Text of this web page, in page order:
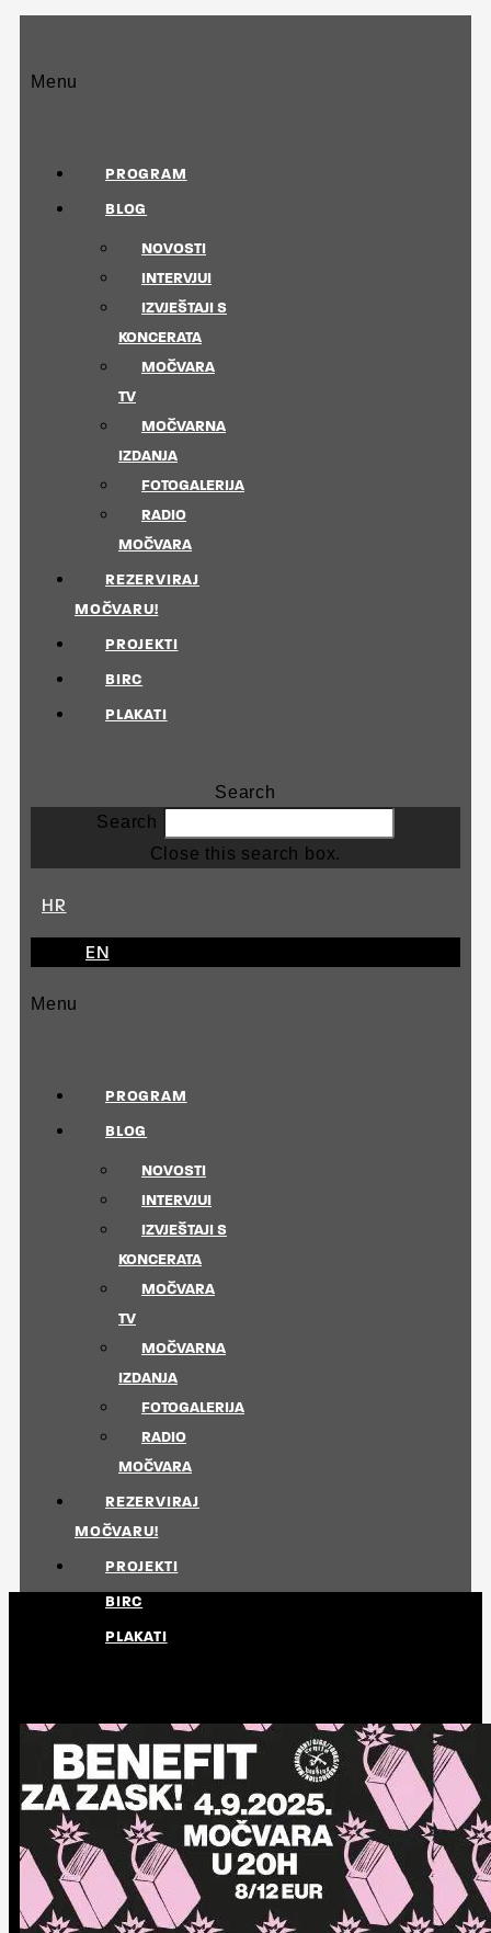
Menu
PROGRAM
BLOG
NOVOSTI
INTERVJUI
IZVJEŠTAJI S
KONCERATA
MOČVARA
TV
MOČVARNA
IZDANJA
FOTOGALERIJA
RADIO
MOČVARA
REZERVIRAJ
MOČVARU!
PROJEKTI
BIRC
PLAKATI
Search
Search
Close this search box.
HR
EN
Menu
PROGRAM
BLOG
NOVOSTI
INTERVJUI
IZVJEŠTAJI S
KONCERATA
MOČVARA
TV
MOČVARNA
IZDANJA
FOTOGALERIJA
RADIO
MOČVARA
REZERVIRAJ
MOČVARU!
PROJEKTI
BIRC
PLAKATI